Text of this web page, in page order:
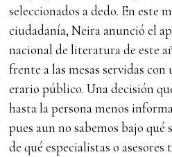
seleccionados a dedo. En este
ciudadanía, Neira anunció el
nacional de literatura de este
frente a las mesas servidas con
erario público. Una decisión
hasta la persona menos
pues aun no sabemos bajo qué
de qué especialistas o